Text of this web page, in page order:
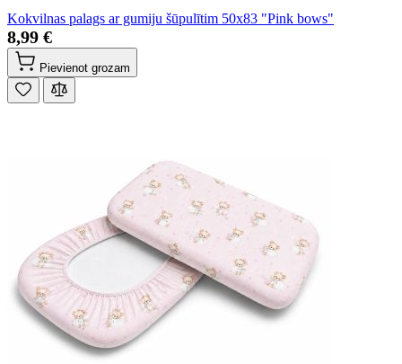
Kokvilnas palags ar gumiju šūpulītim 50x83 "Pink bows"
8,99 €
Pievienot grozam